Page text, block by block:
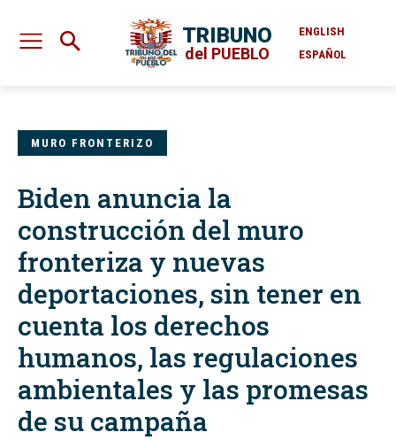
TRIBUNO
del PUEBLO
ENGLISH
ESPAÑOL
MURO FRONTERIZO
Biden anuncia la
construcción del muro
fronteriza y nuevas
deportaciones, sin tener en
cuenta los derechos
humanos, las regulaciones
ambientales y las promesas
de su campaña